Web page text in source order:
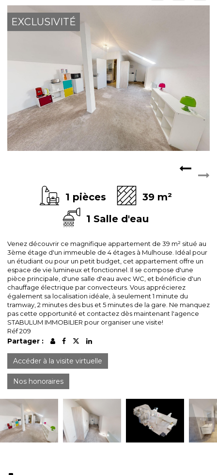
ESPACE CLIENTS
EXCLUSIVITÉ
1 pièces
39 m²
1 Salle d'eau
Venez découvrir ce magnifique appartement de 39 m² situé au
3ème étage d'un immeuble de 4 étages à Mulhouse. Idéal pour
un étudiant ou pour un petit budget, cet appartement offre un
espace de vie lumineux et fonctionnel. Il se compose d'une
pièce principale, d'une salle d'eau avec WC, et bénéficie d'un
chauffage électrique par convecteurs. Vous apprécierez
également sa localisation idéale, à seulement 1 minute du
tramway, 2 minutes des bus et 5 minutes de la gare. Ne manquez
pas cette opportunité et contactez dès maintenant l'agence
STABULUM IMMOBILIER pour organiser une visite!
Réf 209
Partager :
Accéder à la visite virtuelle
Nos honoraires